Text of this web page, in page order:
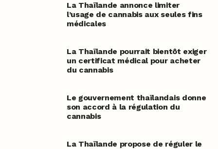
La Thaïlande annonce limiter
l’usage de cannabis aux seules fins
médicales
La Thaïlande pourrait bientôt exiger
un certificat médical pour acheter
du cannabis
Le gouvernement thaïlandais donne
son accord à la régulation du
cannabis
La Thaïlande propose de réguler le